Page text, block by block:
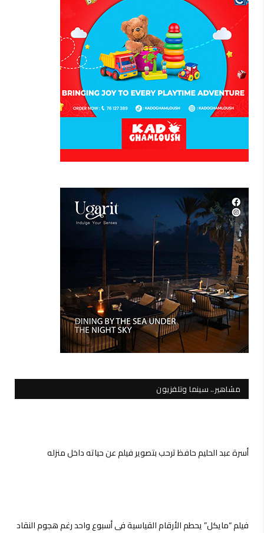
مشاهير.. سينما وتلفزيون
أسرة عبد الحليم حافظ ترحب بتصوير فيلم عن حياته داخل منزله
فيلم “مايكل” يحطم اﻷرقام القياسية في أسبوع واحد رغم هجوم النقاد